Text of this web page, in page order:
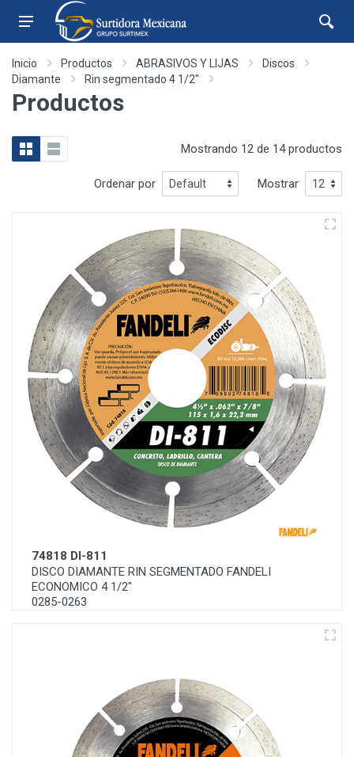
Inicio Productos ABRASIVOS Y LIJAS
Discos
Diamante
Rin segmentado 4 1/2"
Productos
Mostrando 12 de 14 productos
Ordenar por Mostrar
74818 DI-811
DISCO DIAMANTE RIN SEGMENTADO FANDELI
ECONOMICO 4 1/2"
0285-0263